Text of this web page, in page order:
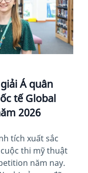
Á quân
tế Global
2026
tích xuất sắc
thi mỹ thuật
năm nay.